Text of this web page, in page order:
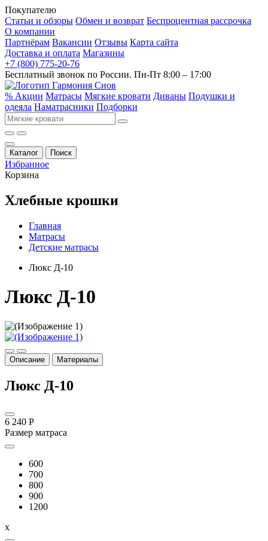
Покупателю
Статьи и обзоры Обмен и возврат Беспроцентная рассрочка
О компании
Партнёрам Вакансии Отзывы Карта сайта
Доставка и оплата Магазины
+7 (800) 775-20-76
Бесплатный звонок по России. Пн-Пт 8:00 – 17:00
% Акции Матрасы Мягкие кровати Диваны Подушки и
одеяла Наматрасники Подборки
Каталог Поиск
Избранное
Корзина
Хлебные крошки
Главная
Матрасы
Детские матрасы
Люкс Д-10
Люкс Д-10
Описание Материалы
Люкс Д-10
6 240 Р
Размер матраса
600
700
800
900
1200
x